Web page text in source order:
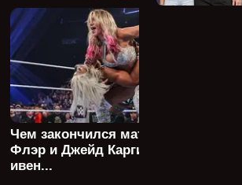
Чем закончился матч Шарлотт
Флэр и Джейд Каргилл в мейн-
ивен...